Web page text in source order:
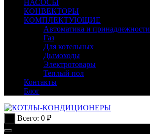
НАСОСЫ
КОНВЕКТОРЫ
КОМПЛЕКТУЮЩИЕ
Автоматика и принадлежности
Газ
Для котельных
Дымоходы
Электротовары
Теплый пол
Контакты
Блог
Всего: 0 ₽